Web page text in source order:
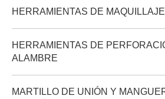
HERRAMIENTAS DE
HERRAMIENTAS DE
ALAMBRE
MARTILLO DE UNIÓN Y